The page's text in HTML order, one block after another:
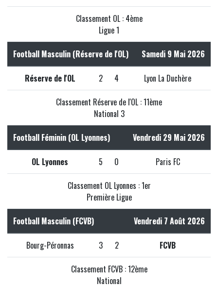
Classement OL : 4ème
Ligue 1
Football Masculin (Réserve de l'OL) Samedi 9 Mai 2026
Réserve de l'OL 2 4 Lyon La Duchère
Classement Réserve de l'OL : 11ème
National 3
Football Féminin (OL Lyonnes) Vendredi 29 Mai 2026
OL Lyonnes 5 0 Paris FC
Classement OL Lyonnes : 1er
Première Ligue
Football Masculin (FCVB) Vendredi 7 Août 2026
Bourg-Péronnas 3 2 FCVB
Classement FCVB : 12ème
National